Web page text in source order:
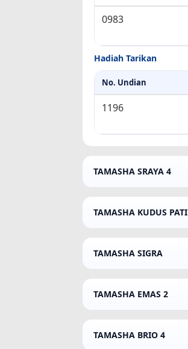
0983
Hadiah Tarikan
No. Undian
1196
TAMASHA SRAYA 4
TAMASHA KUDUS PATI
TAMASHA SIGRA
TAMASHA EMAS 2
TAMASHA BRIO 4